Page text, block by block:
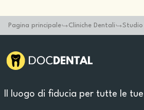
Pagina principale Cliniche Dentali Studio
Il luogo di fiducia per tutte le